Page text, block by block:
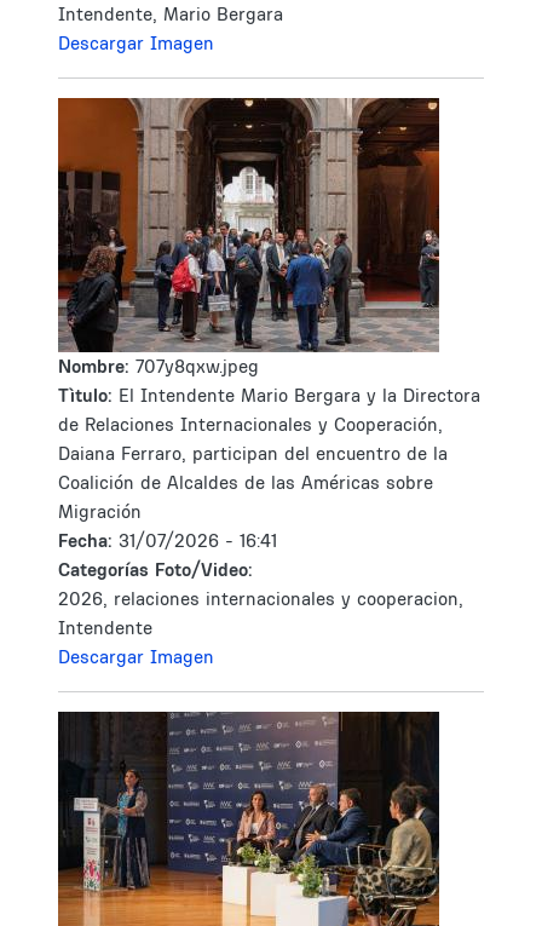
Intendente, Mario Bergara
Descargar Imagen
Nombre: 707y8qxw.jpeg
Tìtulo: El Intendente Mario Bergara y la Directora
de Relaciones Internacionales y Cooperación,
Daiana Ferraro, participan del encuentro de la
Coalición de Alcaldes de las Américas sobre
Migración
Fecha: 31/07/2026 - 16:41
Categorías Foto/Video:
2026, relaciones internacionales y cooperacion,
Intendente
Descargar Imagen